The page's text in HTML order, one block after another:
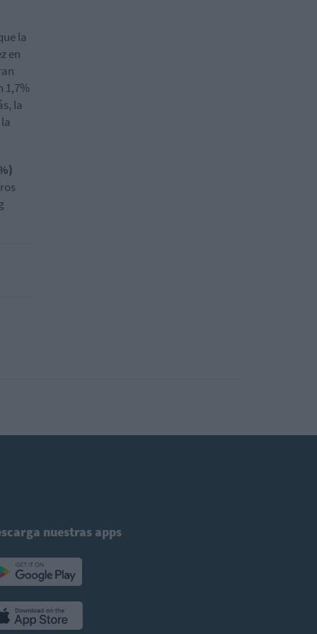
la
en
1,7%
la
nuestras apps